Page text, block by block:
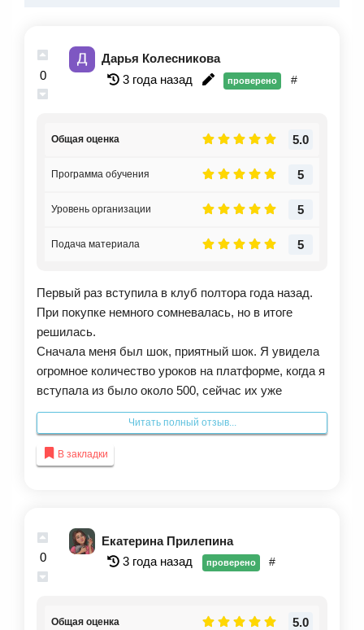
0
Дарья Колесникова
3 года назад
проверено #
5.0
Общая оценка
5
Программа обучения
5
Уровень организации
5
Подача материала
Первый раз вступила в клуб полтора года назад.
При покупке немного сомневалась, но в итоге
решилась.
Сначала меня был шок, приятный шок. Я увидела
огромное количество уроков на платформе, когда я
вступала из было около 500, сейчас их уже
порядка 700 штук. Спустя год обучения в клубе, я
поняла, что не могу остаться без него, это уже
часть моей жизни, и продлила доступ.
Множество новых материалов, на актуальные
закрывают все запросы.
Крутейшие интенсивы, челленджи, мероприятия
внутри клуба, встречи в офлайн-формате. Это все
то, что нужно любому творческому человеку.
звук, картинка, приятное оформление платформы.
Читать полный отзыв...
В закладки
0
Екатерина Прилепина
3 года назад
проверено #
5.0
Общая оценка